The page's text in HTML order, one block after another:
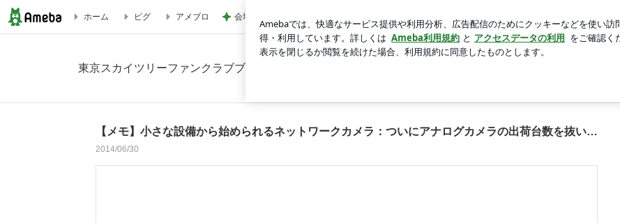
【メモ】小さな設備から始められるネットワークカメラ：ついにアナログカメラの出荷台数を抜いた！の画像 15枚中13枚目
ホーム ピグ アメブロ 会場で見つけた念願の漢字アイス
東京スカイツリーファンクラブブログ
【メモ】小さな設備から始められるネットワークカメラ：ついにアナログカメラの出荷台数を抜いた！
2014/06/30